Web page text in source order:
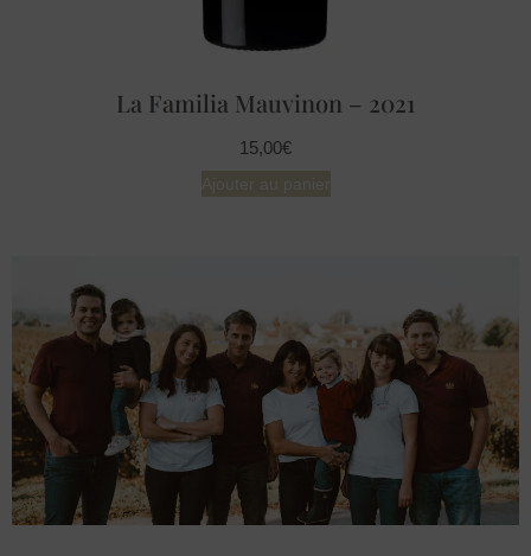
La Familia Mauvinon – 2021
15,00€
Ajouter au panier